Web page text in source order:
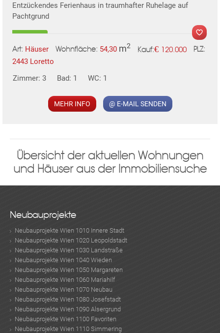
Entzückendes Ferienhaus in traumhafter Ruhelage auf
Pachtgrund
Art: Häuser Wohnfläche: 54,30 m2 Kauf:€ 120.000 PLZ:
2443 Loretto
Zimmer: 3
Bad: 1 WC: 1
MEHR INFO @ E-MAIL SENDEN
Übersicht der aktuellen Wohnungen
und Häuser aus der Immobiliensuche
Neubauprojekte
Neubauprojekte Wien 1010 Innere Stadt
Neubauprojekte Wien 1020 Leopoldstadt
Neubauprojekte Wien 1030 Landstraße
Neubauprojekte Wien 1040 Wieden
Neubauprojekte Wien 1050 Margareten
Neubauprojekte Wien 1060 Mariahilf
Neubauprojekte Wien 1070 Neubau
Neubauprojekte Wien 1080 Josefstadt
Neubauprojekte Wien 1090 Alsergrund
Neubauprojekte Wien 1100 Favoriten
Neubauprojekte Wien 1110 Simmering